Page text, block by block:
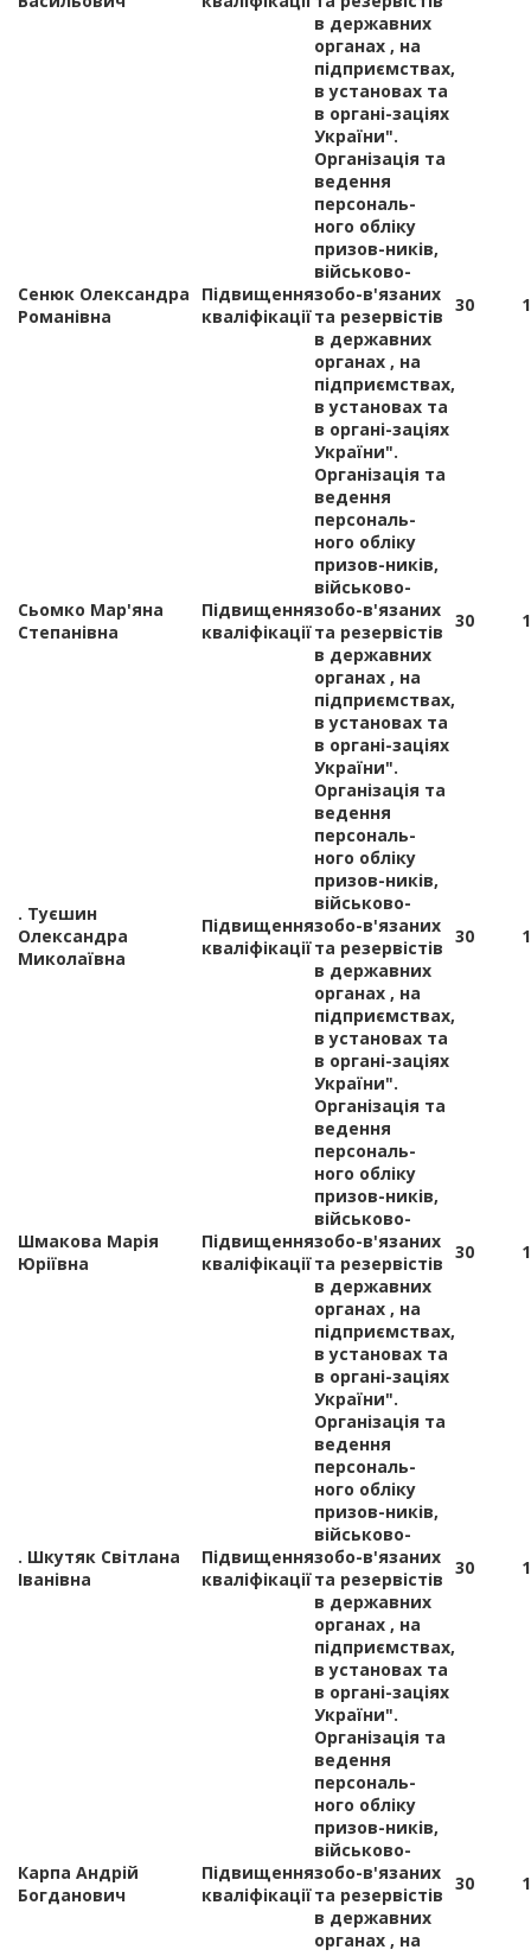
в державних
органах , на
підприємствах,
в установах та
в органі-заціях
України".
Сенюк Олександра
Романівна
Підвищення
кваліфікації
Організація та
ведення
персональ-
ного обліку
призов-ників,
військово-
зобо-в'язаних
та резервістів
в державних
органах , на
підприємствах,
в установах та
в органі-заціях
України".
30 1
Сьомко Мар'яна
Степанівна
Підвищення
кваліфікації
Організація та
ведення
персональ-
ного обліку
призов-ників,
військово-
зобо-в'язаних
та резервістів
в державних
органах , на
підприємствах,
в установах та
в органі-заціях
України".
30 1
. Туєшин
Олександра
Миколаївна
Підвищення
кваліфікації
Організація та
ведення
персональ-
ного обліку
призов-ників,
військово-
зобо-в'язаних
та резервістів
в державних
органах , на
підприємствах,
в установах та
в органі-заціях
України".
30 1
Шмакова Марія
Юріївна
Підвищення
кваліфікації
Організація та
ведення
персональ-
ного обліку
призов-ників,
військово-
зобо-в'язаних
та резервістів
в державних
органах , на
підприємствах,
в установах та
в органі-заціях
України".
30 1
. Шкутяк Світлана
Іванівна
Підвищення
кваліфікації
Організація та
ведення
персональ-
ного обліку
призов-ників,
військово-
зобо-в'язаних
та резервістів
в державних
органах , на
підприємствах,
в установах та
в органі-заціях
України".
30 1
Карпа Андрій
Богданович
Підвищення
кваліфікації
Організація та
ведення
персональ-
ного обліку
призов-ників,
військово-
зобо-в'язаних
та резервістів
в державних
органах , на
30 1